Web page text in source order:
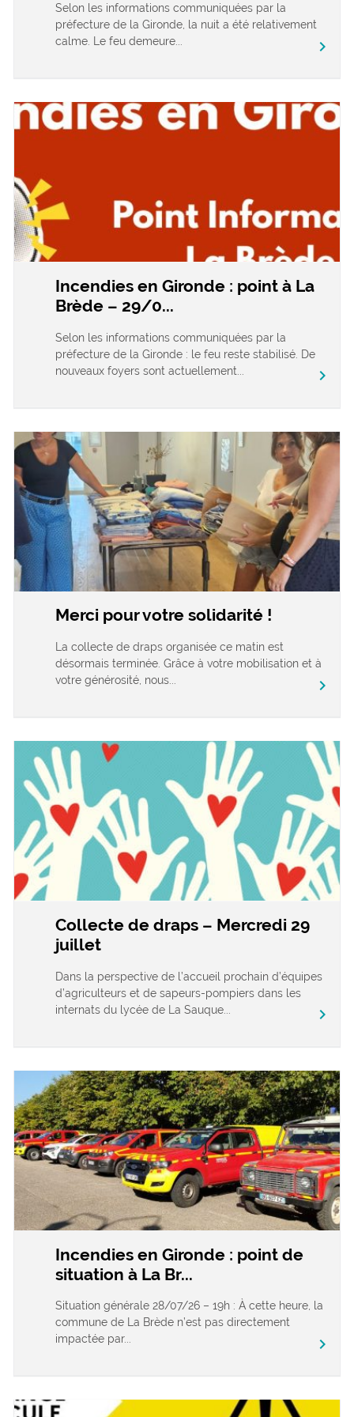
Selon les informations communiquées par la
préfecture de la Gironde, la nuit a été relativement
calme. Le feu demeure...
chevron_right
Incendies en Gironde : point à La
Brède – 29/0...
Selon les informations communiquées par la
préfecture de la Gironde : le feu reste stabilisé. De
nouveaux foyers sont actuellement...
chevron_right
Merci pour votre solidarité !
La collecte de draps organisée ce matin est
désormais terminée. Grâce à votre mobilisation et à
votre générosité, nous...
chevron_right
Collecte de draps – Mercredi 29
juillet
Dans la perspective de l’accueil prochain d’équipes
d’agriculteurs et de sapeurs-pompiers dans les
internats du lycée de La Sauque...
chevron_right
Incendies en Gironde : point de
situation à La Br...
Situation générale 28/07/26 – 19h : À cette heure, la
commune de La Brède n’est pas directement
impactée par...
chevron_right